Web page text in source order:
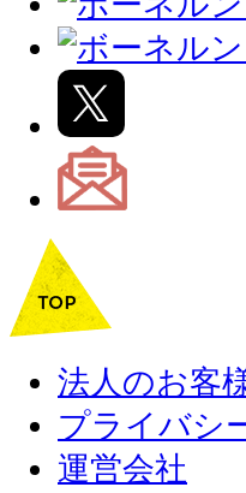
法人のお客
プライバシ
運営会社